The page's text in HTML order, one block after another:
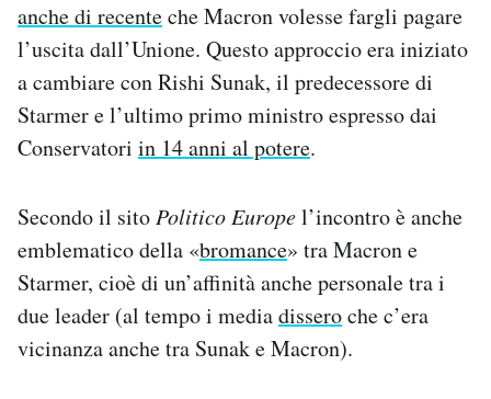
anche di recenteche Macron volesse fargli pagare
l’uscita dall’Unione. Questo approccio era iniziato
a cambiare con Rishi Sunak, il predecessore di
Starmer e l’ultimo primo ministro espresso dai
Conservatori in 14 anni al potere.
Secondo il sito Politico Europel’incontro è anche
emblematico della «bromance» tra Macron e
Starmer, cioè di un’affinità anche personale tra i
due leader (al tempo i mediadisseroche c’era
vicinanza anche tra Sunak e Macron).